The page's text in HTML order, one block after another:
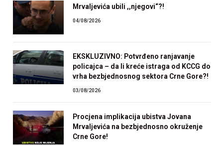
Mrvaljevića ubili ,,njegovi“?!
04/08/2026
EKSKLUZIVNO: Potvrđeno ranjavanje
policajca – da li kreće istraga od KCCG do
vrha bezbjednosnog sektora Crne Gore?!
03/08/2026
Procjena implikacija ubistva Jovana
Mrvaljevića na bezbjednosno okruženje
Crne Gore!